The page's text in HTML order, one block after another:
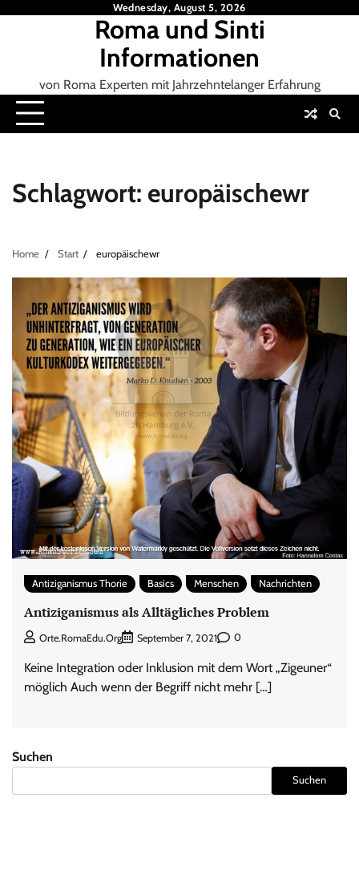
Wednesday, August 5, 2026
Roma und Sinti
Informationen
von Roma Experten mit Jahrzehntelanger Erfahrung
Schlagwort: europäischewr
Home Start europäischewr
Antiziganismus Thorie Basics Menschen Nachrichten
Antiziganismus als Alltägliches Problem
Orte.RomaEdu.org September 7, 2021 0
Keine Integration oder Inklusion mit dem Wort „Zigeuner“
möglich Auch wenn der Begriff nicht mehr […]
Suchen
Suchen